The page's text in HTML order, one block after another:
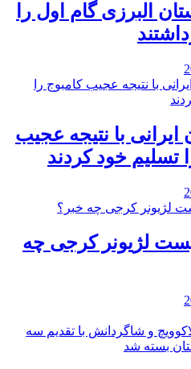
البرزی گام اول را
ایرانی با نتیجه عجیب
تسلیم خود کردند
لژیونر کرجی چه